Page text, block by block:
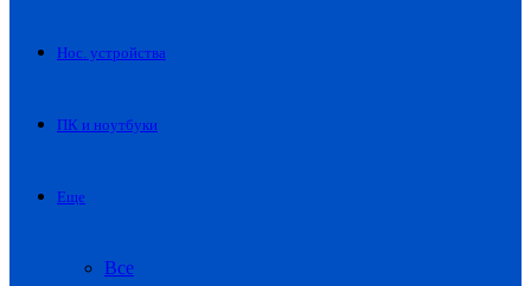
Нос. устройства
ПК и ноутбуки
Еще
Все